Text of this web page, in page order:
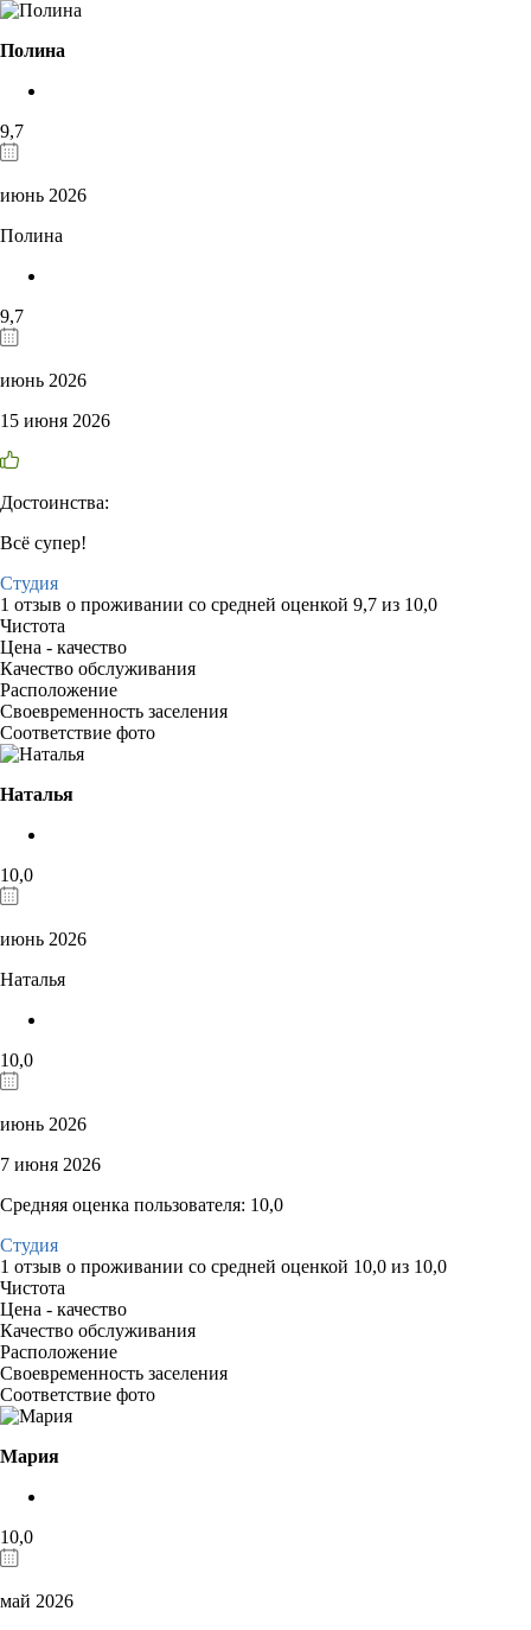
Полина
9,7
июнь 2026
Полина
9,7
июнь 2026
15 июня 2026
Достоинства:
Всё супер!
Студия
1 отзыв о проживании со средней оценкой 9,7 из 10,0
Чистота
Цена - качество
Качество обслуживания
Расположение
Своевременность заселения
Соответствие фото
Наталья
10,0
июнь 2026
Наталья
10,0
июнь 2026
7 июня 2026
Средняя оценка пользователя: 10,0
Студия
1 отзыв о проживании со средней оценкой 10,0 из 10,0
Чистота
Цена - качество
Качество обслуживания
Расположение
Своевременность заселения
Соответствие фото
Мария
10,0
май 2026